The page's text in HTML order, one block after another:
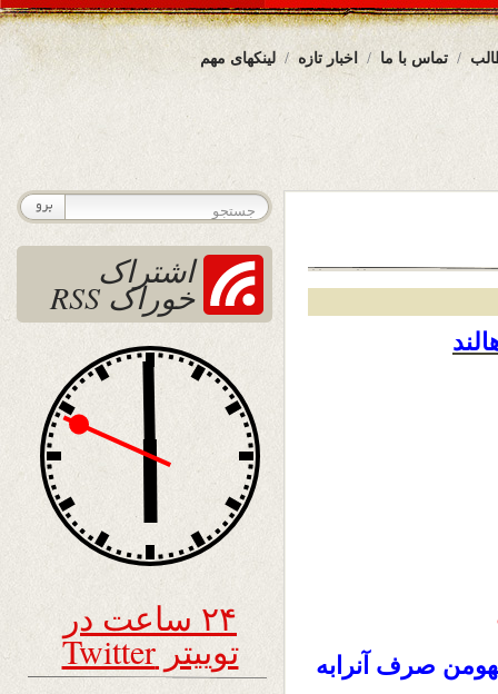
لینکهای مهم اخبار تازه تماس با ما
صرف آنرابه
اشتراک
خوراک RSS
۲۴ ساعت در
توییتر Twitter